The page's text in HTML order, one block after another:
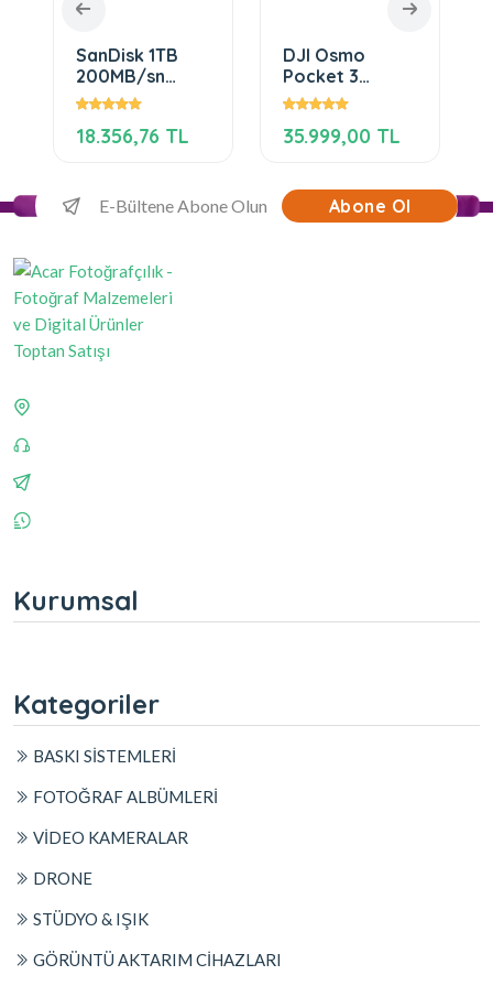
SanDisk 1TB
200MB/sn
Extreme Pro
SD Hafıza Kartı
18.356,76 TL
DJI Osmo
Pocket 3
Creator Combo
35.999,00 TL
Abone Ol
Kurumsal
Kategoriler
BASKI SİSTEMLERİ
FOTOĞRAF ALBÜMLERİ
VİDEO KAMERALAR
DRONE
STÜDYO & IŞIK
GÖRÜNTÜ AKTARIM CİHAZLARI